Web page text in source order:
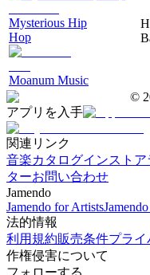
Mysterious Hip
Hop
Moanum Music
©
アプリを入手
関連リンク
音楽カタログインストア
ターお問い合わせ
Jamendo
Jamendo for Artists
法的情報
利用規約販売条件プライ
作権侵害について
フォローする